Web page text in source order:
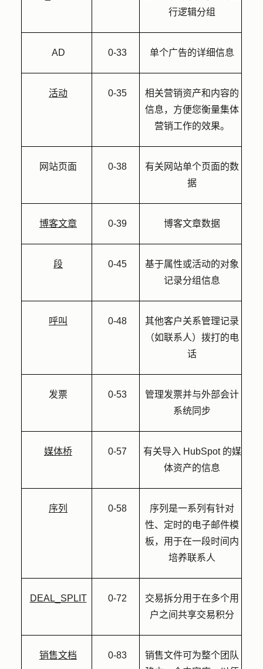
行逻辑分组
AD 0-33 单个广告的详细信息
活动 0-35
相关营销资产和内容的
信息，方便您衡量集体
营销工作的效果。
网站页面 0-38
有关网站单个页面的数
据
博客文章 0-39 博客文章数据
段 0-45
基于属性或活动的对象
记录分组信息
呼叫 0-48
其他客户关系管理记录
（如联系人）拨打的电
话
发票 0-53
管理发票并与外部会计
系统同步
媒体桥 0-57
有关导入 HubSpot 的媒
体资产的信息
序列 0-58
序列是一系列有针对
性、定时的电子邮件模
板，用于在一段时间内
培养联系人
DEAL_SPLIT 0-72
交易拆分用于在多个用
户之间共享交易积分
销售文档 0-83
销售文件可为整个团队